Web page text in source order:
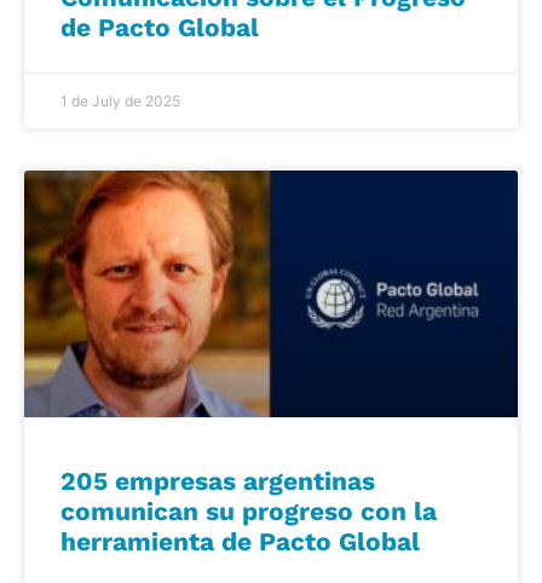
de Pacto Global
1 de July de 2025
205 empresas argentinas
comunican su progreso con la
herramienta de Pacto Global